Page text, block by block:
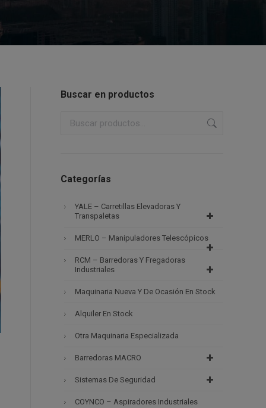
Buscar en productos
Categorías
YALE – Carretillas Elevadoras Y
Transpaletas
MERLO – Manipuladores Telescópicos
RCM – Barredoras Y Fregadoras
Industriales
Maquinaria Nueva Y De Ocasión En Stock
Alquiler En Stock
Otra Maquinaria Especializada
Barredoras MACRO
Sistemas De Seguridad
COYNCO – Aspiradores Industriales